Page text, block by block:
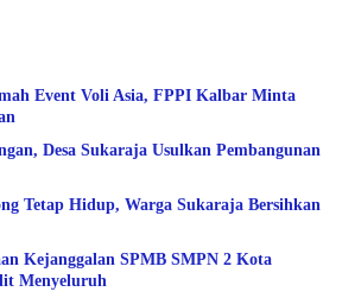
Event Voli Asia, FPPI Kalbar Minta
Desa Sukaraja Usulkan Pembangunan
Tetap Hidup, Warga Sukaraja Bersihkan
Kejanggalan SPMB SMPN 2 Kota
Menyeluruh